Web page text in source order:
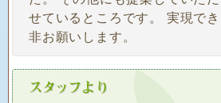
せているところです。 実現で
非お願いします。